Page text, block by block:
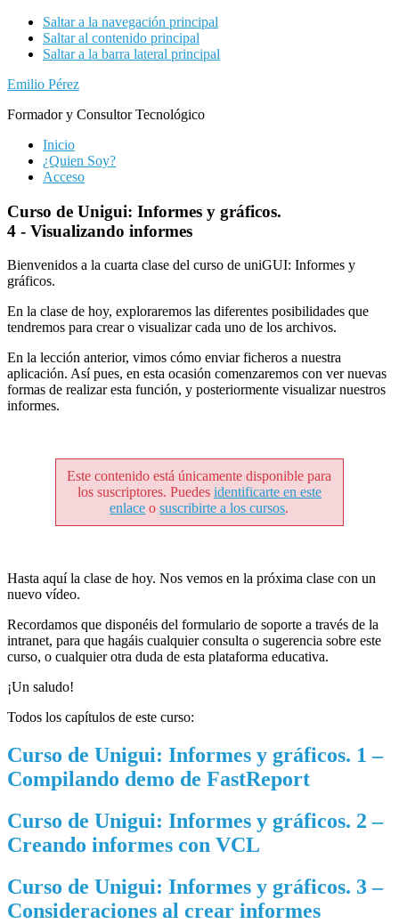
Saltar a la navegación principal
Saltar al contenido principal
Saltar a la barra lateral principal
Emilio Pérez
Formador y Consultor Tecnológico
Inicio
¿Quien Soy?
Acceso
Curso de Unigui: Informes y gráficos.
4 - Visualizando informes
Bienvenidos a la cuarta clase del curso de uniGUI: Informes y
gráficos.
En la clase de hoy, exploraremos las diferentes posibilidades que
tendremos para crear o visualizar cada uno de los archivos.
En la lección anterior, vimos cómo enviar ficheros a nuestra
aplicación. Así pues, en esta ocasión comenzaremos con ver nuevas
formas de realizar esta función, y posteriormente visualizar nuestros
informes.
Este contenido está únicamente disponible para
los suscriptores. Puedes identificarte en este
enlace osuscribirte a los cursos.
Hasta aquí la clase de hoy. Nos vemos en la próxima clase con un
nuevo vídeo.
Recordamos que disponéis del formulario de soporte a través de la
intranet, para que hagáis cualquier consulta o sugerencia sobre este
curso, o cualquier otra duda de esta plataforma educativa.
¡Un saludo!
Todos los capítulos de este curso:
Curso de Unigui: Informes y gráficos. 1 –
Compilando demo de FastReport
Curso de Unigui: Informes y gráficos. 2 –
Creando informes con VCL
Curso de Unigui: Informes y gráficos. 3 –
Consideraciones al crear informes